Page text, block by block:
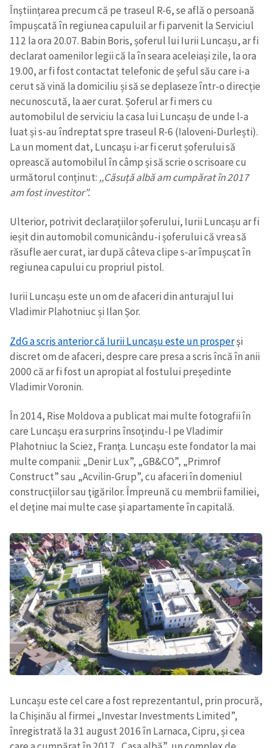
Trimite o informație
Despre ZdG
in English
на русском
Înștiințarea precum că pe traseul R-6, se află o persoană
împușcată în regiunea capuluil ar fi parvenit la Serviciul
112 la ora 20.07. Babin Boris, șoferul lui Iurii Luncașu, ar fi
declarat oamenilor legii că la în seara aceleiași zile, la ora
19.00, ar fi fost contactat telefonic de șeful său care i-a
cerut să vină la domiciliu și să se deplaseze într-o direcție
necunoscută, la aer curat. Șoferul ar fi mers cu
automobilul de serviciu la casa lui Luncașu de unde l-a
luat și s-au îndreptat spre traseul R-6 (Ialoveni-Durlești).
La un moment dat, Luncașu i-ar fi cerut șoferului să
oprească automobilul în câmp și să scrie o scrisoare cu
următorul conținut: ,,Căsuță albă am cumpărat în 2017
am fost investitor”.
Ulterior, potrivit declarațiilor șoferului, Iurii Luncașu ar fi
ieșit din automobil comunicându-i șoferului că vrea să
răsufle aer curat, iar după câteva clipe s-ar împușcat în
regiunea capului cu propriul pistol.
Iurii Luncașu este un om de afaceri din anturajul lui
Vladimir Plahotniuc și Ilan Șor.
ZdG a scris anterior că Iurii Luncaşu este un prosperşi
discret om de afaceri, despre care presa a scris încă în anii
2000 că ar fi fost un apropiat al fostului preşedinte
Vladimir Voronin.
În 2014, Rise Moldova a publicat mai multe fotografii în
care Luncaşu era surprins însoţindu-l pe Vladimir
Plahotniuc la Sciez, Franţa. Luncaşu este fondator la mai
multe companii: „Denir Lux”, „GB&CO”, „Primrof
Construct” sau „Acvilin-Grup”, cu afaceri în domeniul
construcţiilor sau ţigărilor. Împreună cu membrii familiei,
el deţine mai multe case şi apartamente în capitală.
Luncașu este cel care a fost reprezentantul, prin procură,
la Chișinău al firmei „Investar Investments Limited”,
înregistrată la 31 august 2016 în Larnaca, Cipru, și cea